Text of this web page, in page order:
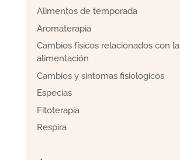
Alimentos de temporada
Aromaterapia
Cambios físicos relacionados con la
alimentación
Cambios y sintomas fisiologicos
Especias
Fitoterapia
Respira